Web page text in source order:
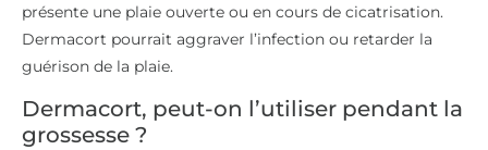
présente une plaie ouverte ou en cours de cicatrisation.
Dermacort pourrait aggraver l’infection ou retarder la
guérison de la plaie.
Dermacort, peut-on l’utiliser pendant la
grossesse ?